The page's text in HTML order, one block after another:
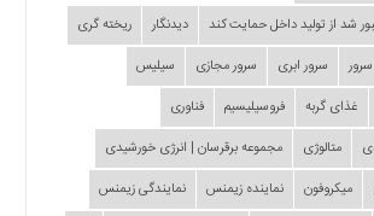
شد از تولید داخل حمایت کند
دیدنگار
ریخته گری
سرور سرور ابری سرور مجازی
سیلیس
غذای گربه فروسیلیسیم
فناوری
متالوژی
مجموعه برقرسان | انرژی خورشیدی
میکروفون نماینده زیمنس
نمایندگی زیمنس